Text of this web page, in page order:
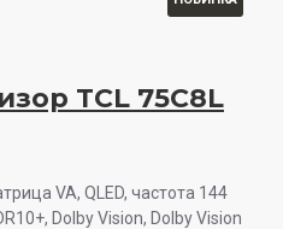
TCL 75C8L
VA, QLED, частота 144
Dolby Vision, Dolby Vision